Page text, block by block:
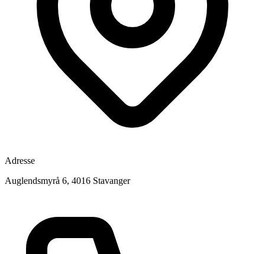
Adresse
Auglendsmyrå 6, 4016 Stavanger